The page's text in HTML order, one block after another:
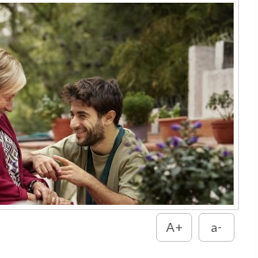
A+ a-